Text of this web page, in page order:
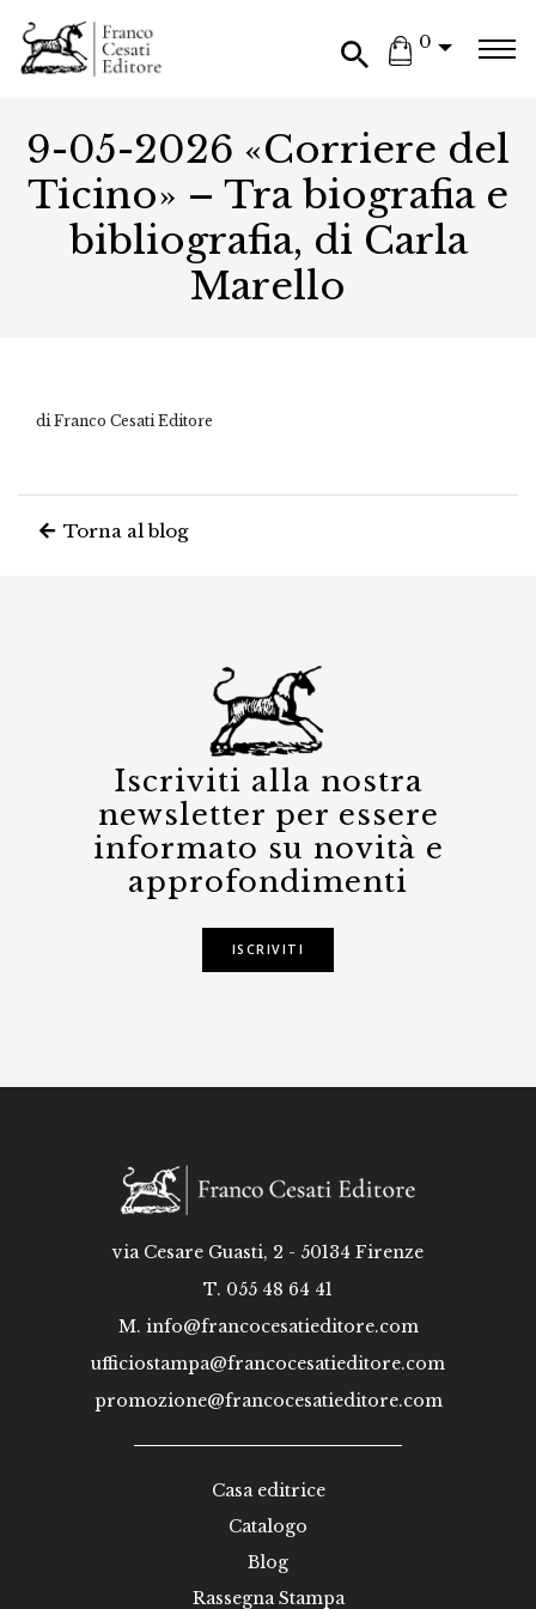
0
9-05-2026 «Corriere del
Ticino» – Tra biografia e
bibliografia, di Carla
Marello
di Franco Cesati Editore
Torna al blog
Iscriviti alla nostra
newsletter per essere
informato su novità e
approfondimenti
ISCRIVITI
via Cesare Guasti, 2 - 50134 Firenze
T. 055 48 64 41
M. info@francocesatieditore.com
ufficiostampa@francocesatieditore.com
promozione@francocesatieditore.com
Casa editrice
Catalogo
Blog
Rassegna Stampa